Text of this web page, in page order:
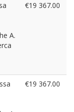
A.
€19 367.00
€19 367.00